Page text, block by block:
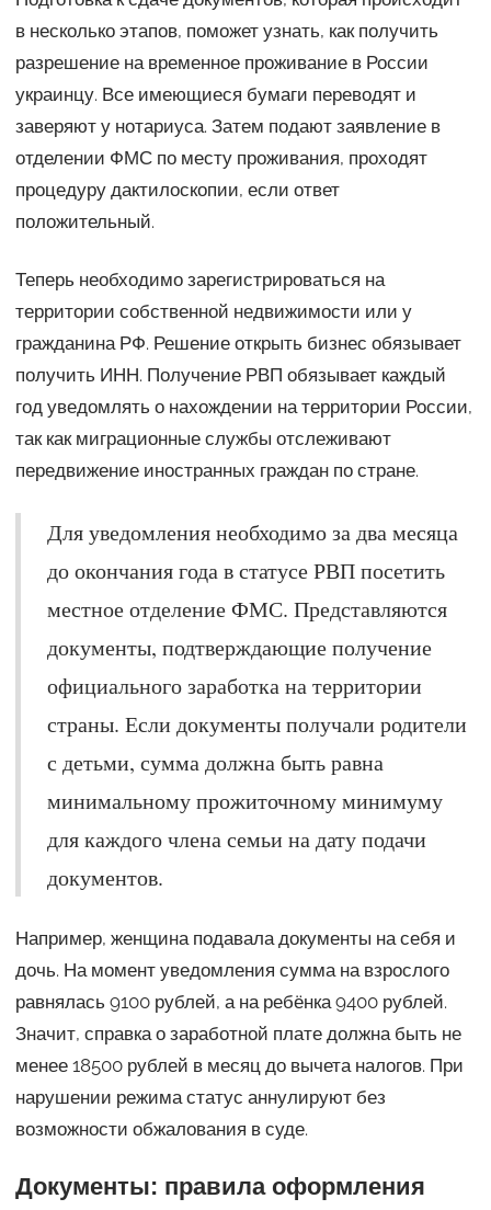
в несколько этапов, поможет узнать, как получить
разрешение на временное проживание в России
украинцу. Все имеющиеся бумаги переводят и
заверяют у нотариуса. Затем подают заявление в
отделении ФМС по месту проживания, проходят
процедуру дактилоскопии, если ответ
положительный.
Теперь необходимо зарегистрироваться на
территории собственной недвижимости или у
гражданина РФ. Решение открыть бизнес обязывает
получить ИНН. Получение РВП обязывает каждый
год уведомлять о нахождении на территории России,
так как миграционные службы отслеживают
передвижение иностранных граждан по стране.
Для уведомления необходимо за два месяца
до окончания года в статусе РВП посетить
местное отделение ФМС. Представляются
документы, подтверждающие получение
официального заработка на территории
страны. Если документы получали родители
с детьми, сумма должна быть равна
минимальному прожиточному минимуму
для каждого члена семьи на дату подачи
документов.
Например, женщина подавала документы на себя и
дочь. На момент уведомления сумма на взрослого
равнялась 9100 рублей, а на ребёнка 9400 рублей.
Значит, справка о заработной плате должна быть не
менее 18500 рублей в месяц до вычета налогов. При
нарушении режима статус аннулируют без
возможности обжалования в суде.
Документы: правила оформления